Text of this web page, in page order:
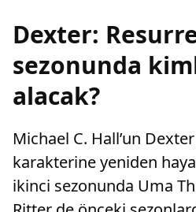
Dexter:
sezonunda
alacak?
Michael C. Hall’un
karakterine yeniden
ikinci sezonunda Uma